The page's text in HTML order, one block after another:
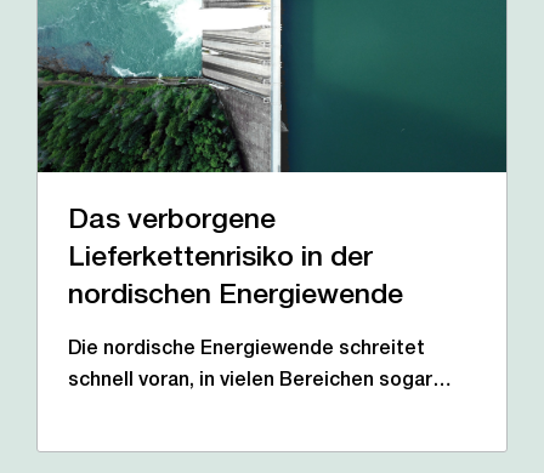
Das verborgene
Lieferkettenrisiko in der
nordischen Energiewende
Die nordische Energiewende schreitet
schnell voran, in vielen Bereichen sogar…